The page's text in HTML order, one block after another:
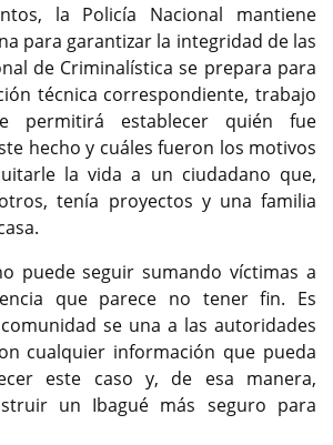
la Policía Nacional mantiene
para garantizar la integridad de las
de Criminalística se prepara para
técnica correspondiente, trabajo
permitirá establecer quién fue
hecho y cuáles fueron los motivos
la vida a un ciudadano que,
tenía proyectos y una familia
puede seguir sumando víctimas a
que parece no tener fin. Es
se una a las autoridades
cualquier información que pueda
este caso y, de esa manera,
un Ibagué más seguro para